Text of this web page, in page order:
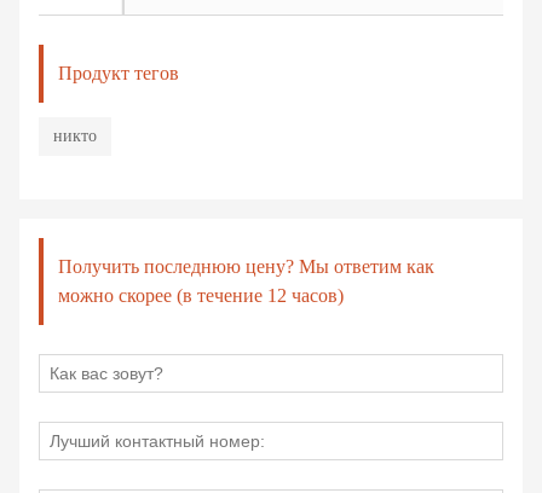
Продукт тегов
никто
Получить последнюю цену? Мы ответим как
можно скорее (в течение 12 часов)